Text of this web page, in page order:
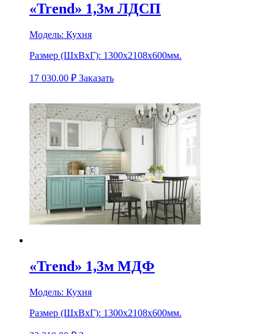
«Trend» 1,3м ЛДСП
Модель: Кухня
Размер (ШхВхГ): 1300х2108х600мм.
17 030.00 ₽ Заказать
«Trend» 1,3м МДФ
Модель: Кухня
Размер (ШхВхГ): 1300х2108х600мм.